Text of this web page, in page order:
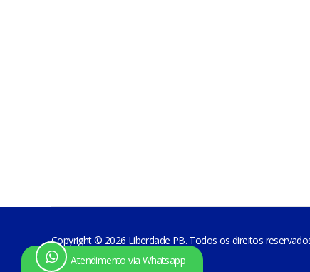
Atendimento via Whatsapp
Copyright © 2026 Liberdade PB. Todos os direitos